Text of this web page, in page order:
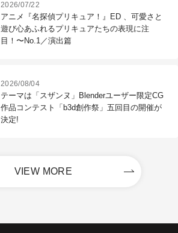
2026/07/22
アニメ『名探偵プリキュア！』ED 、可愛さと
遊び心あふれるプリキュアたちの表現に注
目！〜No.1／演出篇
2026/08/04
テーマは「スザンヌ」Blenderユーザー限定CG
作品コンテスト「b3d創作祭」五回目の開催が
決定!
VIEW MORE